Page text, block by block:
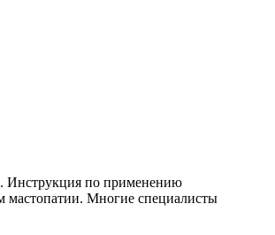
Инструкция по применению
мастопатии. Многие специалисты